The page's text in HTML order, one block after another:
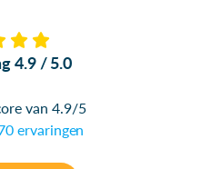
4.9 / 5.0
van 4.9/5
ervaringen